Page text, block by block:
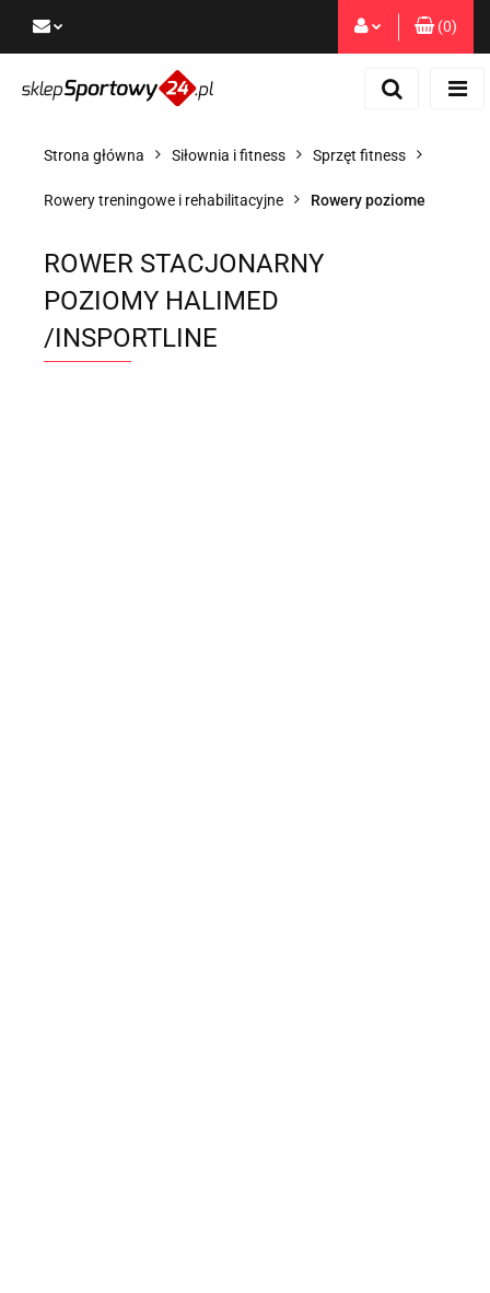
Dodaj zgłoszenie
(0)
Strona główna Siłownia i fitness Sprzęt fitness
Rowery treningowe i rehabilitacyjne Rowery poziome
ROWER STACJONARNY
POZIOMY HALIMED
/INSPORTLINE